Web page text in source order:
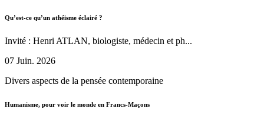
Qu’est-ce qu’un athéisme éclairé ?
Invité : Henri ATLAN, biologiste, médecin et ph...
07 Juin. 2026
Divers aspects de la pensée contemporaine
Humanisme, pour voir le monde en Francs-Maçons